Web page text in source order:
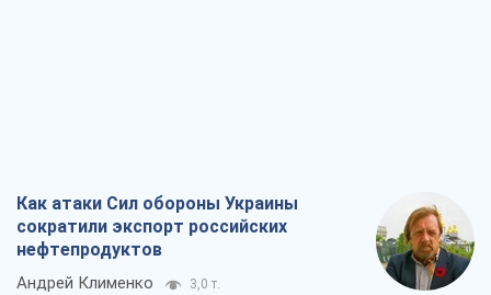
Как атаки Сил обороны Украины
сократили экспорт российских
нефтепродуктов
Андрей Клименко 3,0 т.